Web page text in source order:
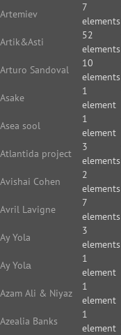
Artemiev
7
elements
Artik&Asti
52
elements
Arturo Sandoval
10
elements
Asake
1
element
Asea sool
1
element
Atlantida project
3
elements
Avishai Cohen
2
elements
Avril Lavigne
7
elements
Ay Yola
3
elements
Ay Yolа
1
element
Azam Ali & Niyaz
1
element
Azealia Banks
1
element